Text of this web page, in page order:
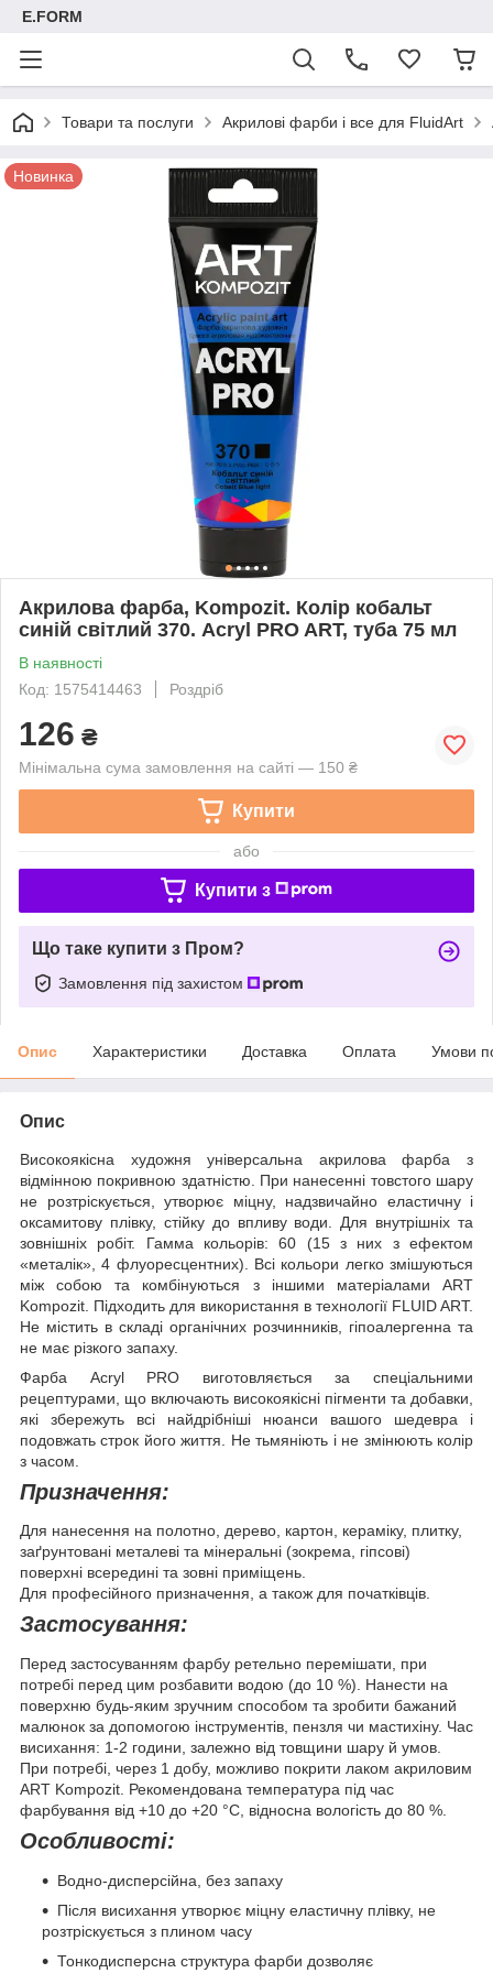
E.FORM
Товари та послуги Акрилові фарби і все для FluidArt
Новинка
Акрилова фарба, Kompozit. Колір кобальт
синій світлий 370. Acryl PRO ART, туба 75 мл
В наявності
Код: 1575414463
Роздріб
126 ₴
Мінімальна сума замовлення на сайті — 150 ₴
Купити
або
Купити з
Що таке купити з Пром?
Замовлення під захистом
Опис Характеристики Доставка Оплата Умови
Опис
Високоякісна художня універсальна акрилова фарба з
відмінною покривною здатністю. При нанесенні товстого шару
не розтріскується, утворює міцну, надзвичайно еластичну і
оксамитову плівку, стійку до впливу води. Для внутрішніх та
зовнішніх робіт. Гамма кольорів: 60 (15 з них з ефектом
«металік», 4 флуоресцентних). Всі кольори легко змішуються
між собою та комбінуються з іншими матеріалами ART
Kompozit. Підходить для використання в технології FLUID ART.
Не містить в складі органічних розчинників, гіпоалергенна та
не має різкого запаху.
Фарба Acryl PRO виготовляється за спеціальними
рецептурами, що включають високоякісні пігменти та добавки,
які збережуть всі найдрібніші нюанси вашого шедевра і
подовжать строк його життя. Не тьмяніють і не змінюють колір
з часом.
Призначення:
Для нанесення на полотно, дерево, картон, кераміку, плитку,
заґрунтовані металеві та мінеральні (зокрема, гіпсові)
поверхні всередині та зовні приміщень.
Для професійного призначення, а також для початківців.
Застосування:
Перед застосуванням фарбу ретельно перемішати, при
потребі перед цим розбавити водою (до 10 %). Нанести на
поверхню будь-яким зручним способом та зробити бажаний
малюнок за допомогою інструментів, пензля чи мастихіну. Час
висихання: 1-2 години, залежно від товщини шару й умов.
При потребі, через 1 добу, можливо покрити лаком акриловим
ART Kompozit. Рекомендована температура під час
фарбування від +10 до +20 °С, відносна вологість до 80 %.
Особливості:
Водно-дисперсійна, без запаху
Після висихання утворює міцну еластичну плівку, не
розтріскується з плином часу
Тонкодисперсна структура фарби дозволяє